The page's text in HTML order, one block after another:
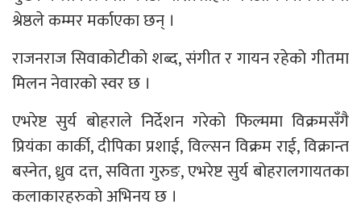
श्रेष्ठले कम्मर मर्काएका छन् ।
राजनराज सिवाकोटीको शब्द, संगीत र गायन रहेको गीतमा
मिलन नेवारको स्वर छ ।
एभरेष्ट सुर्य बोहराले निर्देशन गरेको फिल्ममा विक्रमसँगै
प्रियंका कार्की, दीपिका प्रशाई, विल्सन विक्रम राई, विक्रान्त
बस्नेत, ध्रुव दत्त, सविता गुरुङ, एभरेष्ट सुर्य बोहरालगायतका
कलाकारहरुको अभिनय छ ।